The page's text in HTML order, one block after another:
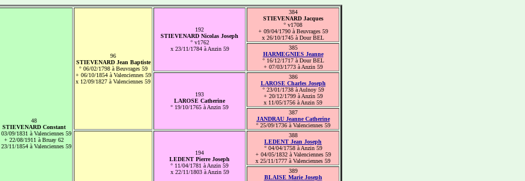
48
STIEVENARD Constant
03/09/1831 à Valenciennes 59
+ 22/08/1911 à Bruay 62
11/1854 à Valenciennes 59
96
STIEVENARD Jean Baptiste
° 06/02/1798 à Beuvrages 59
+ 06/10/1854 à Valenciennes 59
x 12/09/1827 à Valenciennes 59
192
STIEVENARD Nicolas Joseph
° v1762
x 23/11/1784 à Anzin 59
384
STIEVENARD Jacques
° v1708
+ 09/04/1790 à Beuvrages 59
x 26/10/1745 à Dour BEL
385
HARMEGNIES Jeanne
° 16/12/1717 à Dour BEL
+ 07/03/1773 à Anzin 59
193
LAROSE Catherine
° 19/10/1765 à Anzin 59
386
LAROSE Charles Joseph
° 23/01/1738 à Aulnoy 59
+ 20/12/1799 à Anzin 59
x 11/05/1756 à Anzin 59
387
JANDRAU Jeanne Catherine
° 25/09/1736 à Valenciennes 59
194
LEDENT Pierre Joseph
° 11/04/1781 à Anzin 59
x 22/11/1803 à Anzin 59
388
LEDENT Jean Joseph
° 04/04/1758 à Anzin 59
+ 04/05/1832 à Valenciennes 59
x 25/11/1777 à Valenciennes 59
389
BLAISE Marie Joseph